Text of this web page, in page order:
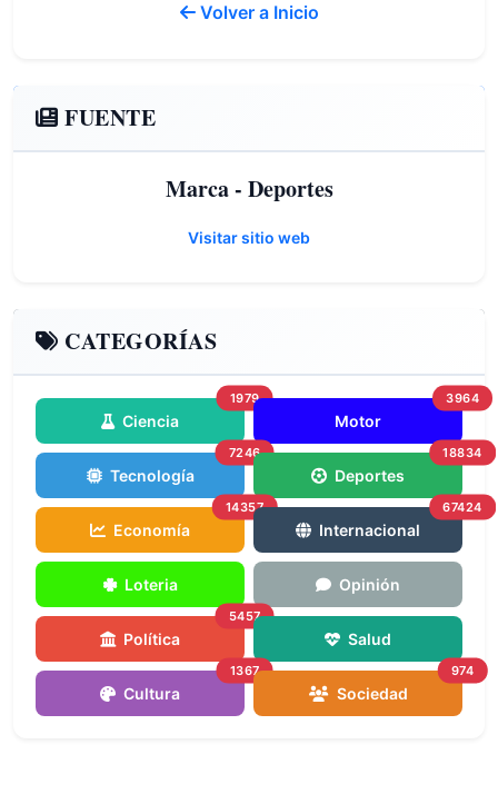
Volver a Inicio
FUENTE
Marca - Deportes
Visitar sitio web
CATEGORÍAS
Ciencia
1979
Motor
3964
Tecnología
7246
Deportes
18834
Economía
14357
Internacional
67424
Loteria Opinión
Política
5457
Salud
Cultura
1367
Sociedad
974